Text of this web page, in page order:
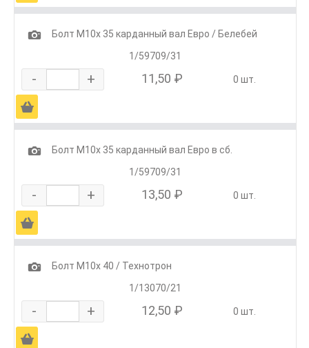
1
Болт М10х 35 карданный вал Евро / Белебей
1/59709/31
- + 11,50 ₽ 0 шт.
Ä
1
Болт М10х 35 карданный вал Евро в сб.
1/59709/31
- + 13,50 ₽ 0 шт.
Ä
1
Болт М10х 40 / Технотрон
1/13070/21
- + 12,50 ₽ 0 шт.
Ä